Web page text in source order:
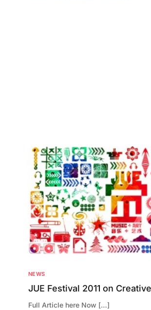
NEWS
JUE Festival 2011 on
Full Article here Now […]